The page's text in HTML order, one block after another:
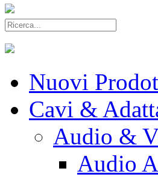
Nuovi
Cavi &
Audio &
Audio